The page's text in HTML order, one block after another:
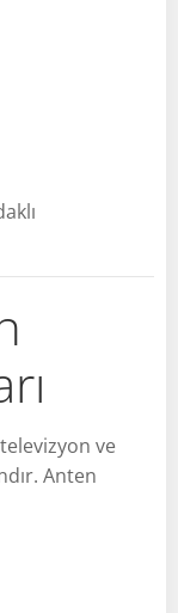
ve
Anten